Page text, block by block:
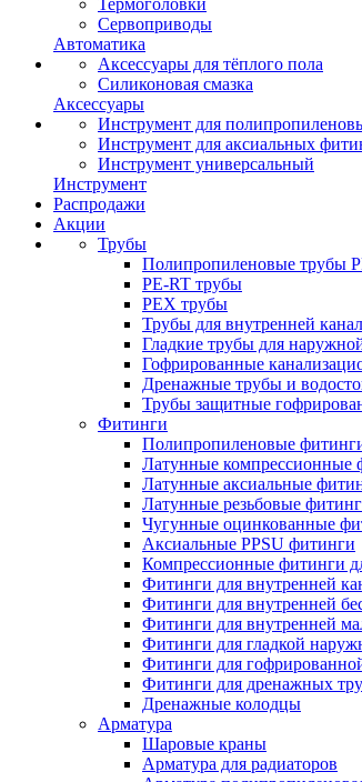
Сервоприводы
Автоматика
Аксессуары для тёплого пола
Силиконовая смазка
Аксессуары
Инструмент для
Инструмент для аксиальных
Инструмент универсальный
Инструмент
Распродажи
Акции
Трубы
Полипропиленовые трубы
PE-RT трубы
PEX трубы
Трубы для внутренней
Гладкие трубы для
Гофрированные
Дренажные трубы и
Трубы защитные
Фитинги
Полипропиленовые
Латунные компрессионные
Латунные аксиальные
Латунные резьбовые
Чугунные оцинкованные
Аксиальные PPSU фитинги
Компрессионные фитинги
Фитинги для внутренней
Фитинги для внутренней
Фитинги для внутренней
Фитинги для гладкой
Фитинги для
Фитинги для дренажных
Дренажные колодцы
Арматура
Шаровые краны
Арматура для радиаторов